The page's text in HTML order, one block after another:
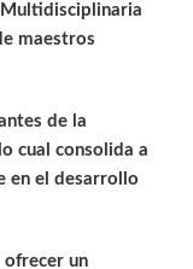
maestros
de la
cual consolida a
en el desarrollo
ofrecer un